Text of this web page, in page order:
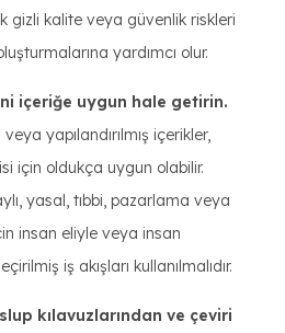
gizli kalite veya güvenlik riskleri
yardımcı olur.
içeriğe uygun hale getirin.
yapılandırılmış içerikler,
için oldukça uygun olabilir.
yasal, tıbbi, pazarlama veya
insan eliyle veya insan
iş akışları kullanılmalıdır.
kılavuzlarından ve çeviri